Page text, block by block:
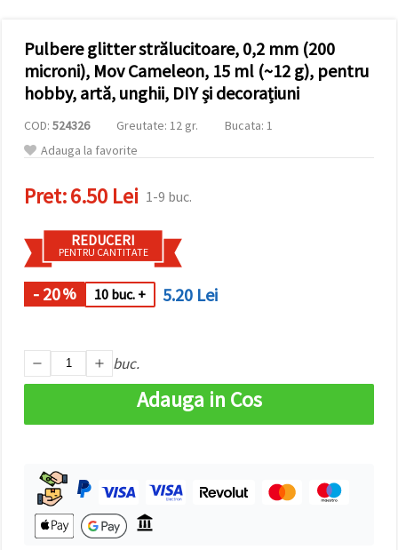
marketing.
Puteți fi de
acord să
utilizați
cookie -
clic pe
să vă
indicați
în setări
selectând
un tip de
cookie -uri
făcând clic
Аcceptati
Pulbere glitter strălucitoare, 0,2 mm (200
microni), Mov Cameleon, 15 ml (~12 g), pentru
hobby, artă, unghii, DIY și decorațiuni
COD: 524326 Greutate: 12 gr.
Bucata: 1
Adauga la favorite
Pret:6.50 Lei 1-9 buc.
REDUCERI
PENTRU CANTITATE
- 20% 10 buc. + 5.20 Lei
buc.
Adauga in Cos